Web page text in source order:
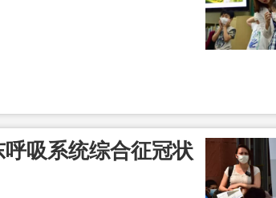
吸系统综合征冠状